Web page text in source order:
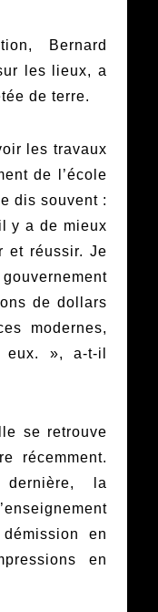
Bernard
les lieux, a
de terre.
les travaux
de l’école
dis souvent :
y a de mieux
et réussir. Je
de dollars
modernes,
eux. », a-t-il
se retrouve
récemment.
la
en
en